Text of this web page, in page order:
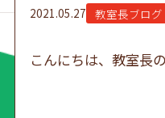
2021.05.27 教室長ブログ
こんにちは、教室長